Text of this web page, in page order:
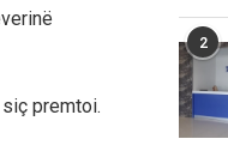
premtoi.
2